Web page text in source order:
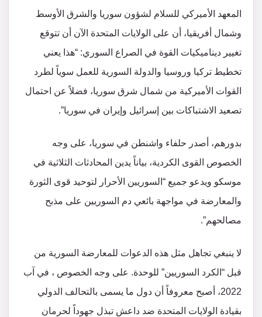
المعهد الأميركي للسلام لشؤون سوريا والشرق الأوسط
وشمال أفريقيا، أن على الولايات المتحدة الآن أن تتوقع
تغيير ديناميكيات القوة في الصراع السوري: “هذا يعني
تخطيط تركيا وروسيا والدولة السورية للعمل سوياً لطرد
القوات الأميركية من شمال شرق سوريا، فضلاً عن احتمال
تصعيد الاشتباكات بين إسرائيل وإيران في سوريا”.
بدورهم، أصدر حلفاء واشنطن في سوريا، على وجه
الخصوص القوى الكردية، بياناً يدين المحادثات الثلاثية في
موسكو ويدعو جميع “السوريين الأحرار لتوحيد قوى الثورة
والمعارضة في مواجهة بائعي دم السوريين على مذبح
مصالحهم”.
لا ينبغي تجاهل مثل هذه الدعوات للمعارضة السورية من
قبل “الكرد السوريين” للوحدة. على وجه الخصوص ، في آب
2022، أصبح معروفاً أن دول ما يسمى بالتحالف الدولي
بقيادة الولايات المتحدة ضد داعش تبذل جهوداً لحرمان